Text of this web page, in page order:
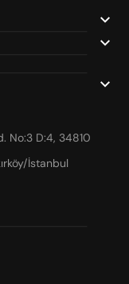
No:3 D:4, 34810
İstanbul